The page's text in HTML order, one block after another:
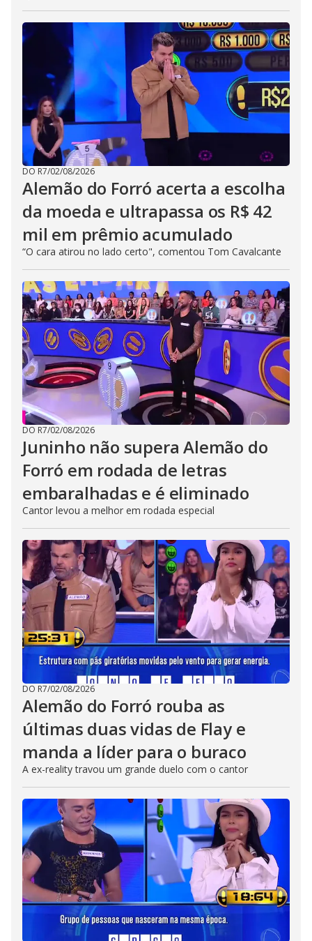
DO R7/02/08/2026
Alemão do Forró acerta a escolha
da moeda e ultrapassa os R$ 42
mil em prêmio acumulado
“O cara atirou no lado certo", comentou Tom Cavalcante
DO R7/02/08/2026
Juninho não supera Alemão do
Forró em rodada de letras
embaralhadas e é eliminado
Cantor levou a melhor em rodada especial
DO R7/02/08/2026
Alemão do Forró rouba as
últimas duas vidas de Flay e
manda a líder para o buraco
A ex-reality travou um grande duelo com o cantor